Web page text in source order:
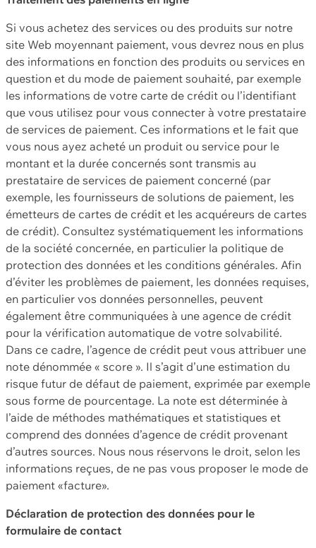
Si vous achetez des services ou des produits sur notre
site Web moyennant paiement, vous devrez nous en plus
des informations en fonction des produits ou services en
question et du mode de paiement souhaité, par exemple
les informations de votre carte de crédit ou l’identifiant
que vous utilisez pour vous connecter à votre prestataire
de services de paiement. Ces informations et le fait que
vous nous ayez acheté un produit ou service pour le
montant et la durée concernés sont transmis au
prestataire de services de paiement concerné (par
exemple, les fournisseurs de solutions de paiement, les
émetteurs de cartes de crédit et les acquéreurs de cartes
de crédit). Consultez systématiquement les informations
de la société concernée, en particulier la politique de
protection des données et les conditions générales. Afin
d’éviter les problèmes de paiement, les données requises,
en particulier vos données personnelles, peuvent
également être communiquées à une agence de crédit
pour la vérification automatique de votre solvabilité.
Dans ce cadre, l’agence de crédit peut vous attribuer une
note dénommée « score ». Il s’agit d’une estimation du
risque futur de défaut de paiement, exprimée par exemple
sous forme de pourcentage. La note est déterminée à
l’aide de méthodes mathématiques et statistiques et
comprend des données d’agence de crédit provenant
d’autres sources. Nous nous réservons le droit, selon les
informations reçues, de ne pas vous proposer le mode de
paiement «facture».
Déclaration de protection des données pour le
formulaire de contact